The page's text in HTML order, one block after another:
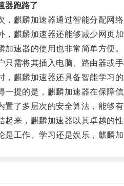
器跑路了
麒麟加速器通过智能分配网络
麒麟加速器还能够减少网页加
速器的使用也非常简单方便。
需将其插入电脑、路由器或手
麒麟加速器还具备智能学习的
提的是，麒麟加速器在保障信
了多层次的安全算法，能够有
来，麒麟加速器以其卓越的性
工作、学习还是娱乐，麒麟加